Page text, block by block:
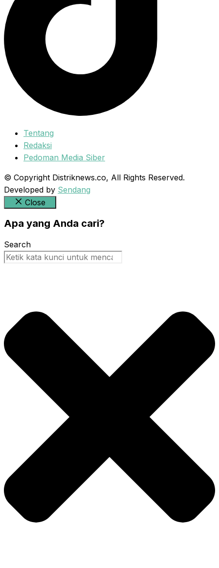
Tentang
Redaksi
Pedoman Media Siber
© Copyright Distriknews.co, All Rights Reserved.
Developed by Sendang
Close
Apa yang Anda cari?
Search